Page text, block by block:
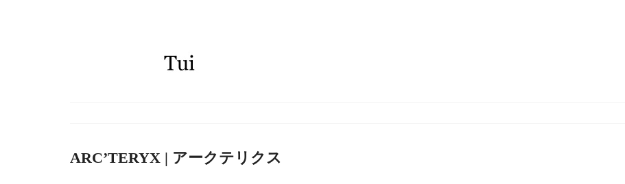
ARC’TERYX | アークテリクス